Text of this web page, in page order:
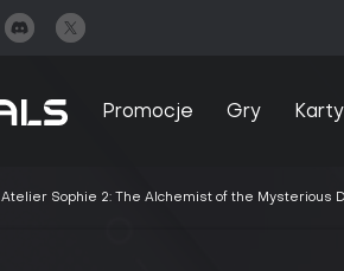
Promocje Gry
Atelier Sophie 2: The Alchemist of the Mysterious